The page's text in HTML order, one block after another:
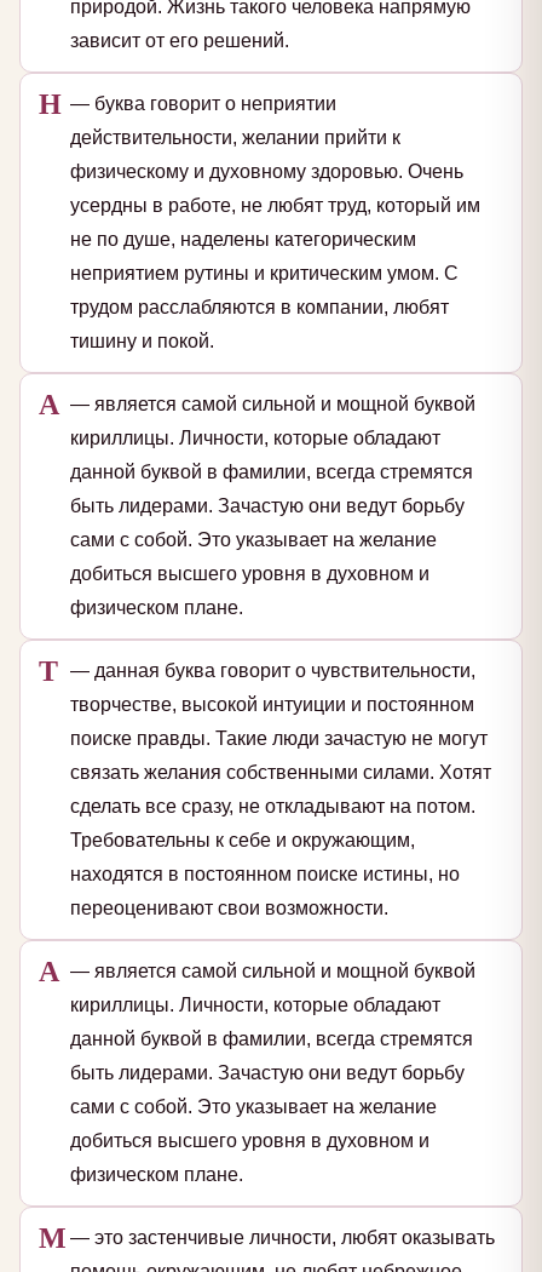
природой. Жизнь такого человека напрямую
зависит от его решений.
Н — буква говорит о неприятии
действительности, желании прийти к
физическому и духовному здоровью. Очень
усердны в работе, не любят труд, который им
не по душе, наделены категорическим
неприятием рутины и критическим умом. С
трудом расслабляются в компании, любят
тишину и покой.
А — является самой сильной и мощной буквой
кириллицы. Личности, которые обладают
данной буквой в фамилии, всегда стремятся
быть лидерами. Зачастую они ведут борьбу
сами с собой. Это указывает на желание
добиться высшего уровня в духовном и
физическом плане.
Т — данная буква говорит о чувствительности,
творчестве, высокой интуиции и постоянном
поиске правды. Такие люди зачастую не могут
связать желания собственными силами. Хотят
сделать все сразу, не откладывают на потом.
Требовательны к себе и окружающим,
находятся в постоянном поиске истины, но
переоценивают свои возможности.
А — является самой сильной и мощной буквой
кириллицы. Личности, которые обладают
данной буквой в фамилии, всегда стремятся
быть лидерами. Зачастую они ведут борьбу
сами с собой. Это указывает на желание
добиться высшего уровня в духовном и
физическом плане.
М — это застенчивые личности, любят оказывать